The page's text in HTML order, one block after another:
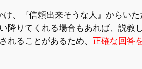
、『信頼出来そうな人』からい
降りてくれる場合もあれば、説教
れることがあるため、 正確な回答